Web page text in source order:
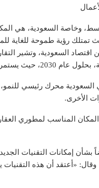
وخاصة السعودية، هي
تمتلك رؤية طموحة للغاية
اقتصاد السعودية، وتشير
الأخرى.
المناسب لمطوري
إمكانات التقنيات
«أعتقد أن هذه التقنيات